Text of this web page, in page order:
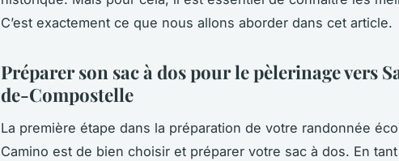
C’est exactement ce que nous allons aborder dans cet article.
Préparer son sac à dos pour le pèlerinage vers
de-Compostelle
La première étape dans la préparation de votre randonnée
Camino est de bien choisir et préparer votre sac à dos. En